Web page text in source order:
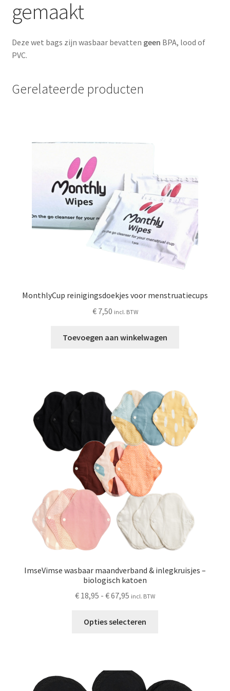
gemaakt
Deze wet bags zijn wasbaar bevatten geen BPA, lood of
PVC.
Gerelateerde producten
MonthlyCup reinigingsdoekjes voor menstruatiecups
€7,50 incl. BTW
Toevoegen aan winkelwagen
ImseVimse wasbaar maandverband & inlegkruisjes –
biologisch katoen
€ 18,95 - €67,95 Prijsklasse:
tot
incl. BTW
Opties selecteren
Deze